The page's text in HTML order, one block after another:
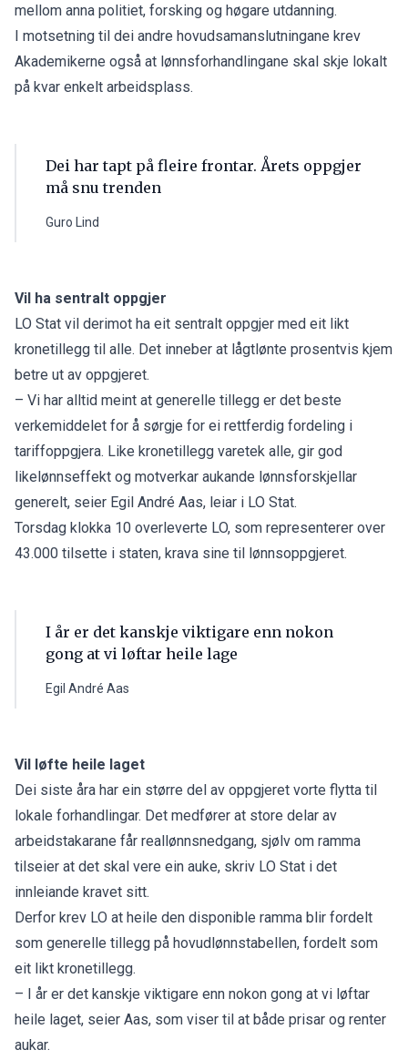
mellom anna politiet, forsking og høgare utdanning.
I motsetning til dei andre hovudsamanslutningane krev
Akademikerne også at lønnsforhandlingane skal skje lokalt
på kvar enkelt arbeidsplass.
Dei har tapt på fleire frontar. Årets oppgjer
må snu trenden
Guro Lind
Vil ha sentralt oppgjer
LO Stat vil derimot ha eit sentralt oppgjer med eit likt
kronetillegg til alle. Det inneber at lågtlønte prosentvis kjem
betre ut av oppgjeret.
– Vi har alltid meint at generelle tillegg er det beste
verkemiddelet for å sørgje for ei rettferdig fordeling i
tariffoppgjera. Like kronetillegg varetek alle, gir god
likelønnseffekt og motverkar aukande lønnsforskjellar
generelt, seier Egil André Aas, leiar i LO Stat.
Torsdag klokka 10 overleverte LO, som representerer over
43.000 tilsette i staten, krava sine til lønnsoppgjeret.
I år er det kanskje viktigare enn nokon
gong at vi løftar heile lage
Egil André Aas
Vil løfte heile laget
Dei siste åra har ein større del av oppgjeret vorte flytta til
lokale forhandlingar. Det medfører at store delar av
arbeidstakarane får reallønnsnedgang, sjølv om ramma
tilseier at det skal vere ein auke, skriv LO Stat i det
innleiande kravet sitt.
Derfor krev LO at heile den disponible ramma blir fordelt
som generelle tillegg på hovudlønnstabellen, fordelt som
eit likt kronetillegg.
– I år er det kanskje viktigare enn nokon gong at vi løftar
heile laget, seier Aas, som viser til at både prisar og renter
aukar.